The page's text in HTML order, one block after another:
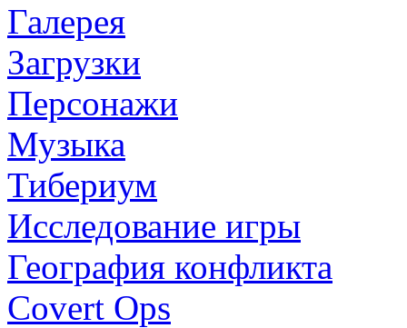
Галерея
Загрузки
Персонажи
Музыка
Тибериум
Исследование игры
География конфликта
Covert Ops